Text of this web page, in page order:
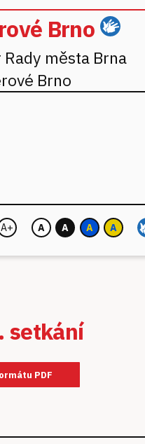
Brno ČZJ
města Brna
Brno
A+
Barva pozadí:
A A A A
setkání
PDF